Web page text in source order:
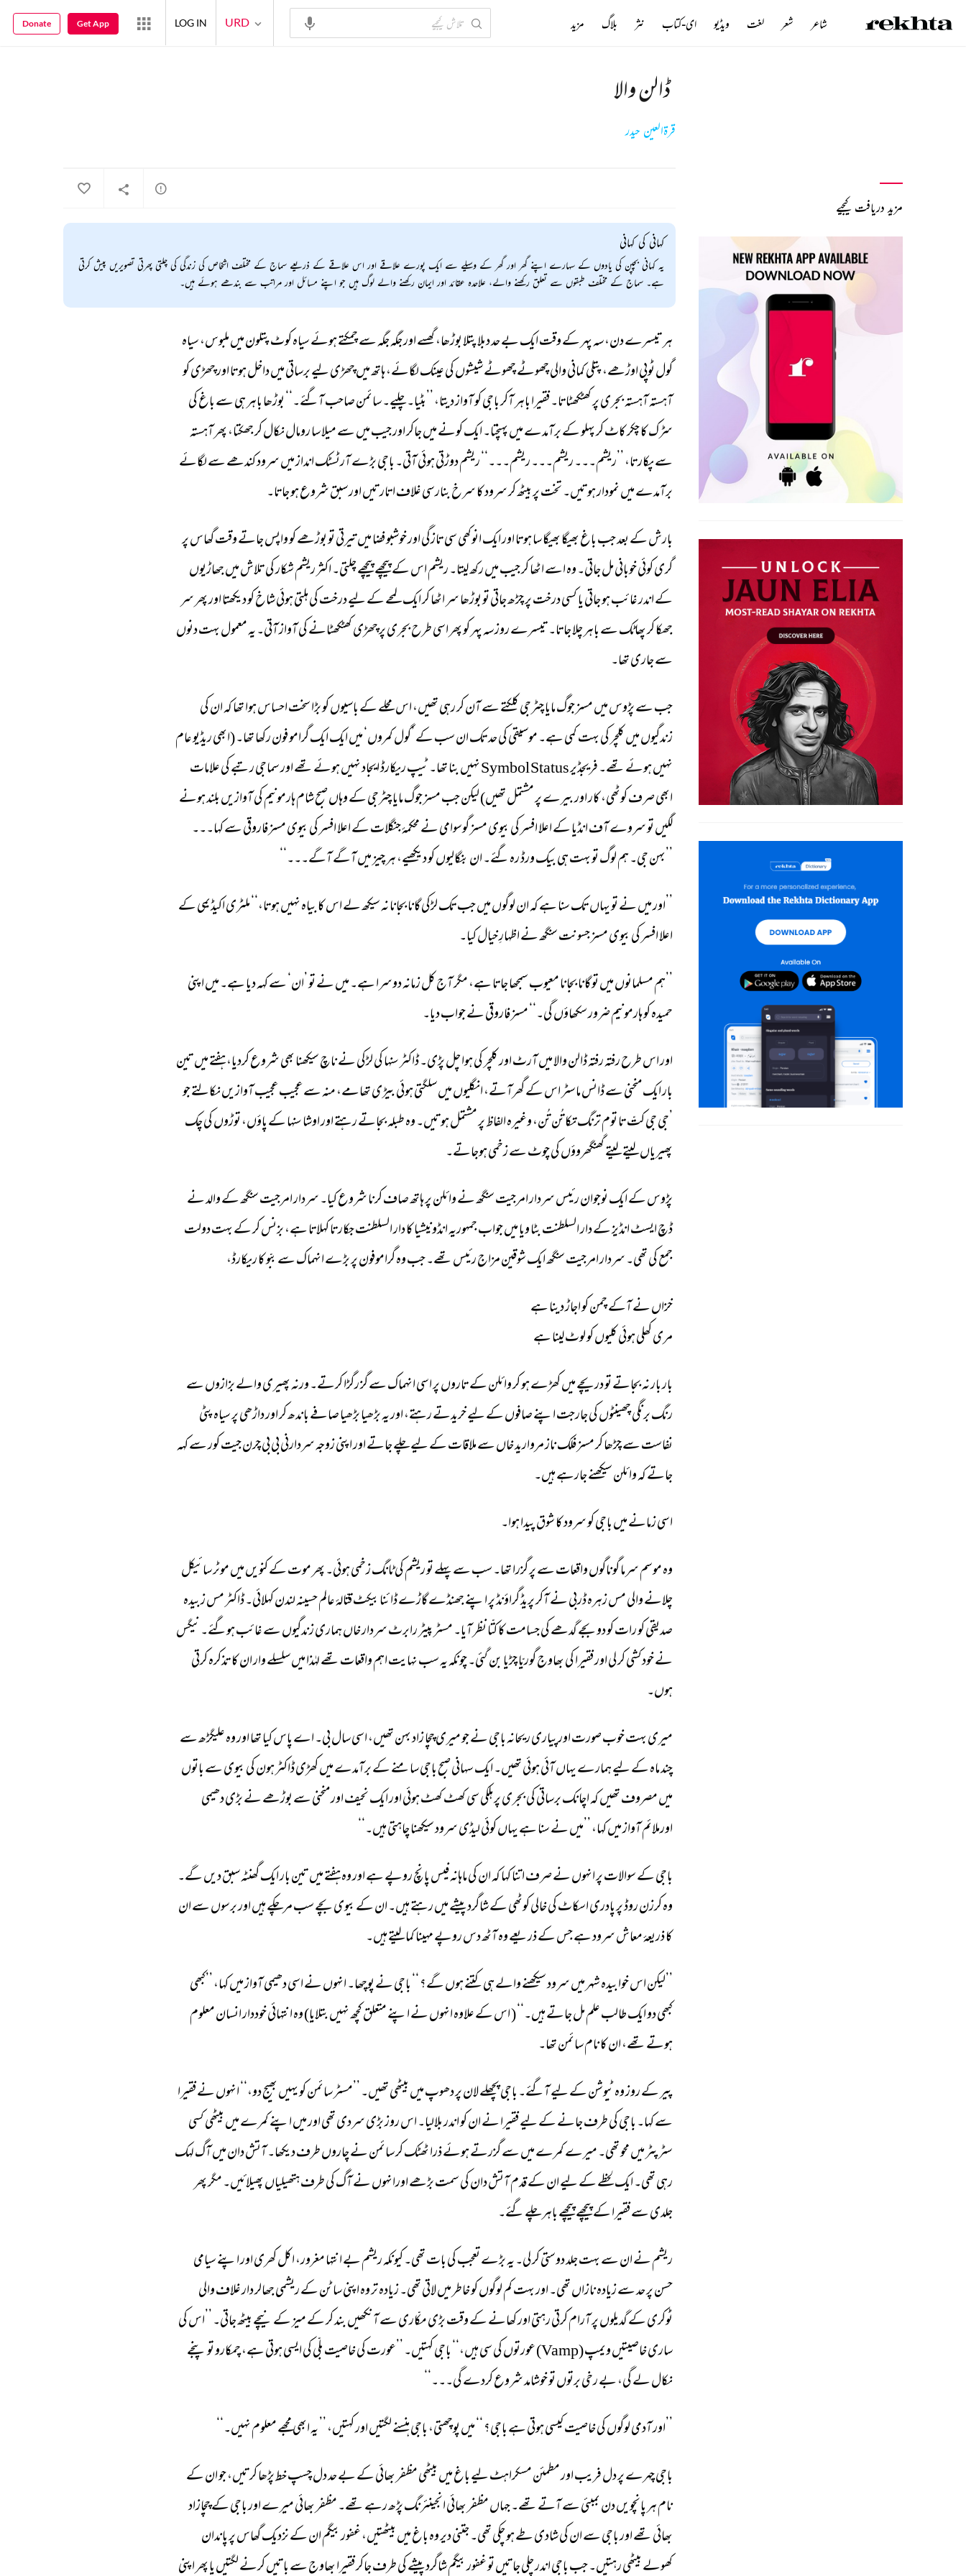
ڈالن والا
قرۃالعین حیدر
کہانی کی کہانی
یہ کہانی بچپن کی یادوں کے سہارے اپنے گھر اور گھر کے وسیلے سے ایک پورے علاقے اور اس علاقے کے ذریعے سماج کے مختلف اشخاص کی زندگی کی چلتی پھرتی تصویریں پیش کرتی
ہے۔ سماج کے مختلف طبقوں سے تعلق رکھنے والے، علاحدہ عقائد اور ایمان رکھنے والے لوگ ہیں جو اپنے مسائل اور مراتب سے بندھے ہوئے ہیں۔
ہر تیسرے دن، سہ پہر کے وقت ایک بے حد دبلا پتلا بوڑھا، گھسے اور جگہ جگہ سے چمکتے ہوئے سیاہ کوٹ پتلون میں ملبوس، سیاہ
گول ٹوپی اوڑھے، پتلی کمانی والی چھوٹے چھوٹے شیشوں کی عینک لگائے، ہاتھ میں چھڑی لیے برساتی میں داخل ہوتا اور چھڑی کو
آہستہ آہستہ بجری پر کھٹکھٹاتا۔ فقیرا باہر آکر باجی کو آواز دیتا، ’’بٹیا۔ چلیے۔ سائمن صاحب آگئے۔‘‘ بوڑھا باہر ہی سے باغ کی
سڑک کا چکر کاٹ کر پہلو کے برآمدے میں پہنچتا۔ ایک کونے میں جاکر اور جیب میں سے میلا سا رومال نکال کر جھکتا، پھر آہستہ
سے پکارتا، ’’ریشم۔۔۔ ریشم۔۔۔ ریشم۔۔۔‘‘ ریشم دوڑتی ہوئی آتی۔ باجی بڑے آرٹسٹک انداز میں سرود کندھے سے لگائے
برآمدے میں نمودار ہوتیں۔ تخت پر بیٹھ کر سرود کا سرخ بنارسی غلاف اتارتیں اور سبق شروع ہو جاتا۔
بارش کے بعد جب باغ بھیگا بھیگا سا ہوتا اور ایک انوکھی سی تازگی اور خوشبو فضا میں تیرتی تو بوڑھے کو واپس جاتے وقت گھاس پر
گری کوئی خوبانی مل جاتی۔ وہ اسے اٹھا کر جیب میں رکھ لیتا۔ ریشم اس کے پیچھے پیچھے چلتی۔ اکثر ریشم شکار کی تلاش میں جھاڑیوں
کے اندر غائب ہو جاتی یا کسی درخت پر چڑھ جاتی تو بوڑھا سر اٹھا کر ایک لمحے کے لیے درخت کی ہلتی ہوئی شاخ کو دیکھتا اور پھر سر
جھکا کر پھاٹک سے باہر چلا جاتا۔ تیسرے روز سہ پہر کو پھر اسی طرح بجری پر چھڑی کھٹکھٹانے کی آواز آتی۔ یہ معمول بہت دنوں
سے جاری تھا۔
جب سے پڑوس میں مسز جوگ مایا چٹرجی کلکتے سے آن کر رہی تھیں، اس محلے کے باسیوں کو بڑا سخت احساس ہوا تھا کہ ان کی
زندگیوں میں کلچر کی بہت کمی ہے۔ موسیقی کی حد تک ان سب کے ’گول کمروں‘ میں ایک ایک گرامو فون رکھا تھا۔ (ابھی ریڈیو عام
نہیں ہوئے تھے۔ فریجڈیر Status
Symbol نہیں بنا تھا۔ ٹیپ ریکارڈ ایجاد نہیں ہوئے تھے اور سماجی رتبے کی علامات
ابھی صرف کوٹھی، کار اور بیرے پر مشتمل تھیں) لیکن جب مسز جوگ مایا چٹرجی کے وہاں صبح شام ہارمونیم کی آوازیں بلند ہونے
لگیں تو سروے آف انڈیا کے اعلا افسر کی بیوی مسز گوسوامی نے محکمۂ جنگلات کے اعلا افسر کی بیوی مسز فاروقی سے کہا۔۔۔
’’بہن جی۔ ہم لوگ تو بہت ہی بیک ورڈ رہ گئے۔ ان بنگالیوں کو دیکھیے، ہر چیز میں آگے آگے۔۔۔‘‘
’’اور میں نے تو یہاں تک سنا ہے کہ ان لوگوں میں جب تک لڑکی گانا بجانا نہ سیکھ لے اس کا بیاہ نہیں ہوتا،‘‘ ملٹری اکیڈیمی کے
اعلا افسر کی بیوی مسز جسونت سنگھ نے اظہارِ خیال کیا۔
’’ہم مسلمانوں میں تو گانا بجانا معیوب سمجھا جاتا ہے، مگر آج کل زمانہ دوسرا ہے۔ میں نے تو ’ان‘ سے کہہ دیا ہے۔ میں اپنی
حمیدہ کو ہارمونیم ضرور سکھاؤں گی۔‘‘ مسز فاروقی نے جواب دیا۔
اور اس طرح رفتہ رفتہ ڈالن والا میں آرٹ اور کلچر کی ہوا چل پڑی۔ ڈاکٹر سنہا کی لڑکی نے ناچ سیکھنا بھی شروع کردیا، ہفتے میں تین
بار ایک منحنی سے ڈانس ماسٹر اس کے گھرآتے، انگلیوں میں سلگتی ہوئی بیڑی تھامے، منہ سے عجیب عجیب آوازیں نکالتے جو
’جی جی کتّ تا توم ترنگ تکا تُن تُن، وغیرہ الفاظ پر مشتمل ہوتیں۔ وہ طبلہ بجاتے رہتے اور اوشا سنہا کے پاؤں، توڑوں کی چک
پھیریاں لیتے لیتے گھنگھروؤں کی چوٹ سے زخمی ہوجاتے۔
پڑوس کے ایک نوجوان رئیس سردار امرجیت سنگھ نے وائلن پر ہاتھ صاف کرنا شروع کیا۔ سردار امرجیت سنگھ کے والد نے
ڈچ ایسٹ انڈیز کے دار السلطنت بٹا ویا میں جواب جمہوریہ انڈونیشیا کا دار السلطنت جکارتا کہلاتا ہے، بزنس کر کے بہت دولت
جمع کی تھی۔ سردار امرجیت سنگھ ایک شوقین مزاج رئیس تھے۔ جب وہ گراموفون پر بڑے انہماک سے ببّو کا ریکارڈ،
خزاں نے آکے چمن کو اجاڑ دینا ہے
مری کھلی ہوئی کلیوں کو لوٹ لینا ہے
بار بار نہ بجاتے تو دریچے میں کھڑے ہو کر وائلن کے تاروں پر اسی انہماک سے گز رگڑا کرتے۔ ورنہ پھیری والے بزازوں سے
رنگ برنگی چھینٹوں کی جارجت اپنے صافوں کے لیے خریدتے رہتے، اور یہ بڑھیا بڑھیا صافے باندھ کر اور داڑھی پر سیاہ پٹی
نفاست سے چڑھا کر مسز فلک ناز مروارید خاں سے ملاقات کے لیے چلے جاتے اور اپنی زوجہ سردارنی بی بی چرن جیت کور سے کہہ
جاتے کہ وائلن سیکھنے جارہے ہیں۔
اسی زمانے میں باجی کو سرود کا شوق پیدا ہوا۔
وہ موسم سرما گوناگوں واقعات سے پر گزرا تھا۔ سب سے پہلے تو ریشم کی ٹانگ زخمی ہوئی۔ پھر موت کے کنویں میں موٹر سائیکل
چلانے والی مس زہرہ ڈربی نے آکر پریڈ گراؤنڈ پر اپنے جھنڈے گاڑے ڈائنا بیکٹ قتّالۂ عالم حسینہ لندن کہلائی۔ ڈاکٹر مس زبیدہ
صدیقی کو رات کو دو بجے گدھے کی جسامت کا کتّا نظر آیا۔ مسٹر پیٹر رابرٹ سردار خاں ہماری زندگیوں سے غائب ہوگئے۔ نیگس
نے خودکشی کر لی اور فقیرا کی بھاوج گوریّا چڑیا بن گئی۔ چونکہ یہ سب نہایت اہم واقعات تھے لہٰذا میں سلسلے وار ان کا تذکرہ کرتی
ہوں۔
میری بہت خوب صورت اورپیاری ریحانہ باجی نے جو میری چچا زاد بہن تھیں، اسی سال بی۔ اے پاس کیا تھا اور وہ علیگڑھ سے
چند ماہ کے لیے ہمارے یہاں آئی ہوئی تھیں۔ ایک سہانی صبح باجی سامنے کے برآمدے میں کھڑی ڈاکٹر ہون کی بیوی سے باتوں
میں مصروف تھیں کہ اچانک برساتی کی بجری پر ہلکی سی کھٹ کھٹ ہوئی اور ایک نحیف اور منحنی سے بوڑھے نے بڑی دھیمی
اورملائم آواز میں کہا، ’’میں نے سنا ہے یہاں کوئی لیڈی سرود سیکھنا چاہتی ہیں۔‘‘
باجی کے سوالات پر انہوں نے صرف اتنا کہا کہ ان کی ماہانہ فیس پانچ روپے ہے اور وہ ہفتے میں تین بار ایک گھنٹہ سبق دیں گے۔
وہ کرزن روڈ پر پادری اسکاٹ کی خالی کوٹھی کے شاگرد پیشے میں رہتے ہیں۔ ان کے بیوی بچے سب مرچکے ہیں اور برسوں سے ان
کا ذریعۂ معاش سرود ہے جس کے ذریعے وہ آٹھ دس روپے مہینا کما لیتے ہیں۔
’’لیکن اس خوابیدہ شہر میں سرود سیکھنے والے ہی کتنے ہوں گے؟ ‘‘ باجی نے پوچھا۔ انہوں نے اسی دھیمی آواز میں کہا، ’’کبھی
کبھی دو ایک طالب علم مل جاتے ہیں۔‘‘ ( اس کے علاوہ انہوں نے اپنے متعلق کچھ نہیں بتلایا) وہ انتہائی خوددار انسان معلوم
ہوتے تھے، ان کا نام سائمن تھا۔
پیر کے روز وہ ٹیوشن کے لیے آگئے۔ باجی پچھلے لان پر دھوپ میں بیٹھی تھیں۔ ’’مسٹر سائمن کو یہیں بھیج دو،‘‘ انہوں نے فقیرا
سے کہا۔ باجی کی طرف جانے کے لیے فقیرا نے ان کو اندر بلالیا۔ اس روز بڑی سردی تھی اور میں اپنے کمرے میں بیٹھی کسی
سٹرپٹر میں محو تھی۔ میرے کمرے میں سے گزرتے ہوئے ذرا ٹھٹک کر سائمن نے چاروں طرف دیکھا۔ آتش دان میں آگ لہک
رہی تھی۔ ایک لحظے کے لیے ان کے قدم آتش دان کی سمت بڑھے اورانہوں نے آگ کی طرف ہتھیلیاں پھیلائیں۔ مگر پھر
جلدی سے فقیرا کے پیچھے پیچھے باہر چلے گئے۔
ریشم نے ان سے بہت جلد دوستی کر لی۔ یہ بڑے تعجب کی بات تھی۔ کیونکہ ریشم بے انتہا مغرور، اکل کھری اور اپنے سیامی
حسن پر حد سے زیادہ نازاں تھی۔ اور بہت کم لوگوں کو خاطر میں لاتی تھی۔ زیادہ تر وہ اپنی ساٹن کے ریشمی جھالر دار غلاف والی
ٹوکری کے گدیلوں پر آرام کرتی رہتی اور کھانے کے وقت بڑی مکّاری سے آنکھیں بند کر کے میز کے نیچے بیٹھ جاتی۔ ’’اس کی
ساری خاصیتیں ویمپ (Vamp) عورتوں کی سی ہیں،‘‘ باجی کہتیں۔ ’’عورت کی خاصیت بلّی کی ایسی ہوتی ہے، چمکارو تو پنجے
نکال لے گی، بے رخی برتوں تو خوشامد شروع کردے گی۔۔۔‘‘
’’اور آدمی لوگوں کی خاصیت کیسی ہوتی ہے باجی؟ ‘‘ میں پوچھتی، باجی ہنسنے لگتیں اور کہتیں، ’’ یہ ابھی مجھے معلوم نہیں۔‘‘
باجی چہرے پر دل فریب اور مطمئن مسکراہٹ لیے باغ میں بیٹھی مظفر بھائی کے بے حد دل چسپ خط پڑھا کرتیں، جو ان کے
نام ہر پانچویں دن بمبئی سے آتے تھے۔ جہاں مظفر بھائی انجینئرنگ پڑھ رہے تھے۔ مظفر بھائی میرے اور باجی کے چچازاد
بھائی تھے اور باجی سے ان کی شادی طے ہو چکی تھی۔ جتنی دیر وہ باغ میں بیٹھتیں، غفور بیگم ان کے نزدیک گھاس پر پاندان
کھولے بیٹھی رہتیں۔ جب باجی اندر چلی جاتیں تو غفور بیگم شاگرد پیشے کی طرف جاکر فقیرا بھاوج سے باتیں کرنے لگتیں یا پھر اپنی
مزید دریافت کیجیے
شاعر شعر لغت ویڈیو ای-کتاب نثر بلاگ مزید URD
LOG IN
Get App
Donate